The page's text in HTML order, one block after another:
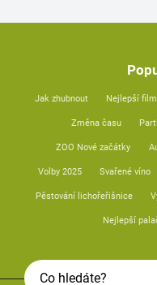
Jak zhubnout Nejlepší
Změna času
ZOO Nové začátky
Volby 2025 Svařené víno
Pěstování lichořeřišnice
Nejlepší